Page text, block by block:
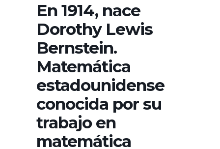
En 1914, nace
Dorothy Lewis
Bernstein.
Matemática
estadounidense
conocida por su
trabajo en
matemática